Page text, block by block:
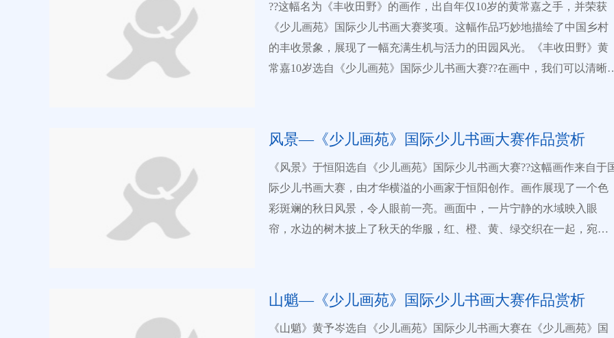
奖、查询各环节全程线上进行，公平、公正、快捷、权威 （三）永久典
藏：为作者、作品及辅导老师提供唯一代码，终生可在全息美术馆查询
（四）在线课堂：为教育机构打造线上教学平台，开通在线课堂，助力
机构招生、教学、管理 （五）国际交流：优秀绘画作品推荐参加“一带一
制个人专属全息数字美术馆 （八）记录成长：参赛、展览、出版、收藏
信息均载入个人网上艺术档案 8.温馨服务 （一）参赛作品均纳入“世界少
年儿童艺术品收藏”数据库 ，并建立小作者个人艺术档案，其作品在中国
少儿艺教网、全息网展示发布。 （二）参赛小作者在中国少儿艺教网注
册后，即可建立个人主页，关注好友，打造属于自己的学习圈子。
13608697003 中国少儿艺教网：www.art-child.com 全息网：
www.quanxi.cc 电子邮箱：263560334@qq.com 97656102@qq.com 少儿画
的元素。这使得观赏者能够迅速捕捉到画面的主题和重点，感受到小作
者想要传达的欢乐和活力。 提示：儿童画参赛请点击中国少儿艺教网首
页【《少儿画苑》国际少儿书画大赛】专题页面，按照提示提交作品。
【详细】
是将狮子的威猛与可爱表现得淋漓尽致。 背景则是以淡雅为主，更加突
出了主题。另外，小作者在创作手法上采用了抽象表现主义的手法。每
个物体都被赋予了生动的符号，表现出了基本的特点和形态。这种表现
不仅符合儿童绘画的纯真与直接，更使得画面充满了现代感和艺术气
??这幅名为《丰收田野》的画作，出自年仅10岁的黄常嘉之手，并荣获
《少儿画苑》国际少儿书画大赛奖项。这幅作品巧妙地描绘了中国乡村
的丰收景象，展现了一幅充满生机与活力的田园风光。《丰收田野》黄
常嘉10岁选自《少儿画苑》国际少儿书画大赛??在画中，我们可以清晰
些元素不仅构成了画面丰富的细节，更展现了小作者对国画技法的深刻
理解与巧妙运用。??值得一提的是，黄常嘉在这幅作品中巧妙地借鉴了传
统山水画的表现手法，如勾勒山石、点染树木等。画面布局得当，远近
层次分明，色彩对比强烈，充分展现了丰收季节田野的繁荣与喜悦。这
种对传统绘画技法的传承与创新，无疑展示了小作者独特的艺术品味和
创造力。??尽管当时黄常嘉只有10岁，但这幅画作已然彰显出他在艺术领
继续绽放光彩，为我们带来更多精彩的作品。??提示：儿童画参赛请点击
照提示提交作品。【详细】
风景—《少儿画苑》国际少儿书画大赛作品赏析
《风景》于恒阳选自《少儿画苑》国际少儿书画大赛??这幅画作来自于
际少儿书画大赛，由才华横溢的小画家于恒阳创作。画作展现了一个色
彩斑斓的秋日风景，令人眼前一亮。画面中，一片宁静的水域映入眼
帘，水边的树木披上了秋天的华服，红、橙、黄、绿交织在一起，宛如
具材料的运用上也展现出了高超的技艺。他运用大面积的厚重涂色，再
通过竹签巧妙地刮出想要突出的主题物体，技法纯熟而富有创意。??这幅
画作不仅展示了于恒阳小朋友在书画方面的天赋和创造力，也让我们感
山魈—《少儿画苑》国际少儿书画大赛作品赏析
《山魈》黄予岑选自《少儿画苑》国际少儿书画大赛在《少儿画苑》国